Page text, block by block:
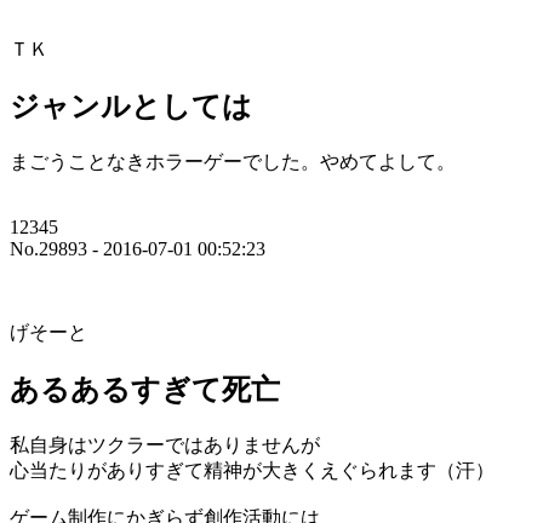
ＴＫ
ジャンルとしては
まごうことなきホラーゲーでした。やめてよして。
12345
No.29893 - 2016-07-01 00:52:23
げそーと
あるあるすぎて死亡
私自身はツクラーではありませんが
心当たりがありすぎて精神が大きくえぐられます（汗）
ゲーム制作にかぎらず創作活動には